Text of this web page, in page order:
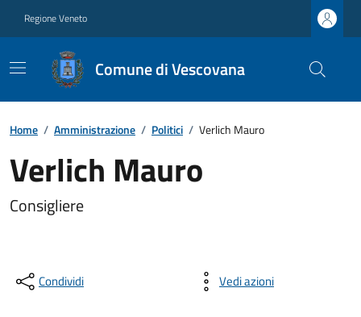
Regione Veneto
Comune di Vescovana
Home / Amministrazione / Politici / Verlich Mauro
Verlich Mauro
Consigliere
Condividi Vedi azioni